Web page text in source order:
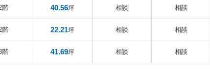
階 40.56坪 相談 相談
階 22.21坪 相談 相談
階 41.69坪 相談 相談